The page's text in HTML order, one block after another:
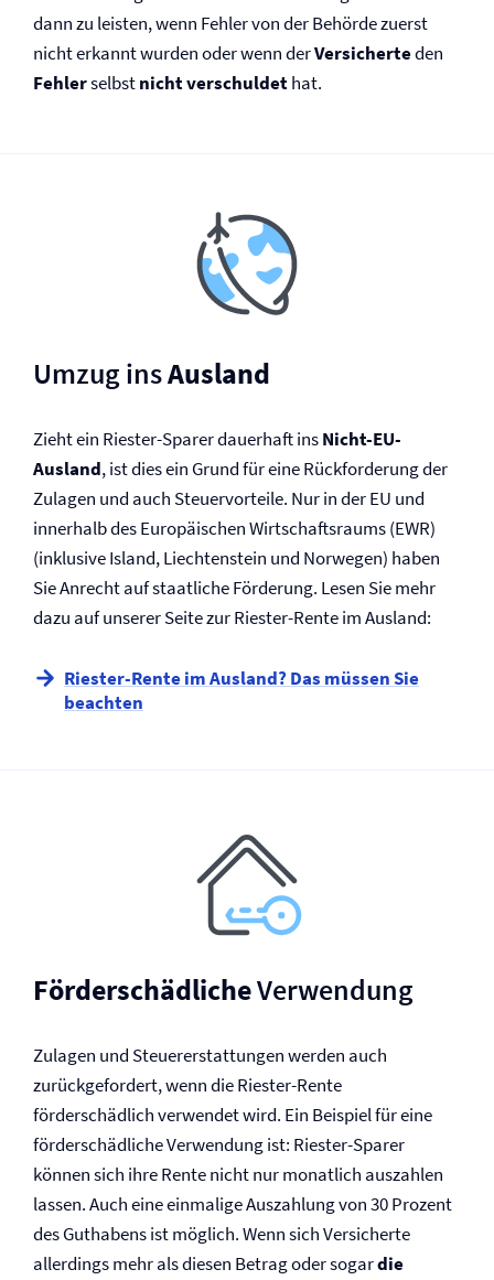
dann zu leisten, wenn Fehler von der Behörde zuerst
nicht erkannt wurden oder wenn derVersicherteden
Fehlerselbstnicht verschuldethat.
Umzug insAusland
Zieht ein Riester-Sparer dauerhaft insNicht-EU-
Ausland, ist dies ein Grund für eine Rückforderung der
Zulagen und auch Steuervorteile. Nur in der EU und
innerhalb des Europäischen Wirtschaftsraums (EWR)
(inklusive Island, Liechtenstein und Norwegen) haben
Sie Anrecht auf staatliche Förderung. Lesen Sie mehr
dazu auf unserer Seite zur Riester-Rente im Ausland:
Riester-Rente im Ausland? Das müssen Sie
beachten
FörderschädlicheVerwendung
Zulagen und Steuererstattungen werden auch
zurückgefordert, wenn die Riester-Rente
förderschädlich verwendet wird. Ein Beispiel für eine
förderschädliche Verwendung ist: Riester-Sparer
können sich ihre Rente nicht nur monatlich auszahlen
lassen. Auch eine einmalige Auszahlung von 30 Prozent
des Guthabens ist möglich. Wenn sich Versicherte
allerdings mehr als diesen Betrag oder sogardie